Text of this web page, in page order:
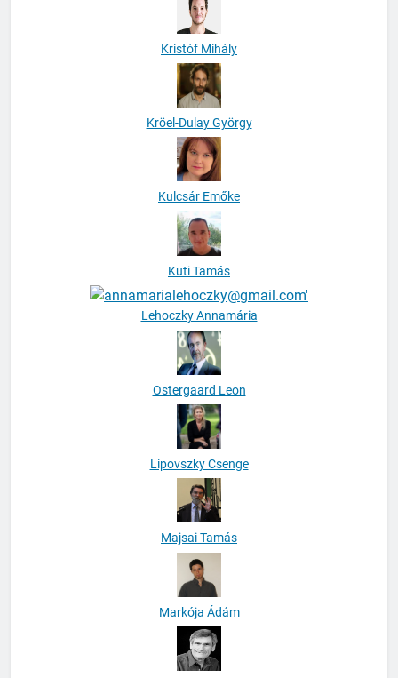
Kristóf Mihály
Kröel-Dulay György
Kulcsár Emőke
Kuti Tamás
Lehoczky Annamária
Ostergaard Leon
Lipovszky Csenge
Majsai Tamás
Markója Ádám